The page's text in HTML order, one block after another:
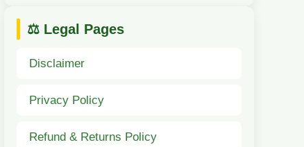
⚖️ Legal Pages
Disclaimer
Privacy Policy
Refund & Returns Policy